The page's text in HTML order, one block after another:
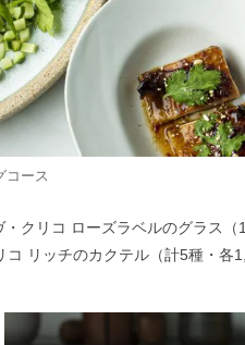
コース
・クリコ ローズラベルのグラス
リッチのカクテル（計5種・各